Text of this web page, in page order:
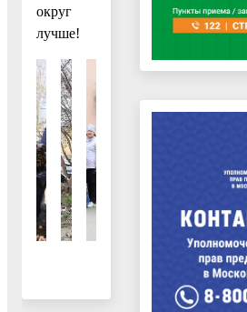
округ
лучше!